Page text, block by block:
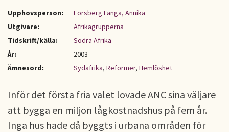
Upphovsperson:
Forsberg Langa, Annika
Utgivare:
Afrikagrupperna
Tidskrift/källa:
Södra Afrika
År:
2003
Ämnesord:
Sydafrika, Reformer, Hemlöshet
Inför det första fria valet lovade ANC sina väljare
att bygga en miljon lågkostnadshus på fem år.
Inga hus hade då byggts i urbana områden för